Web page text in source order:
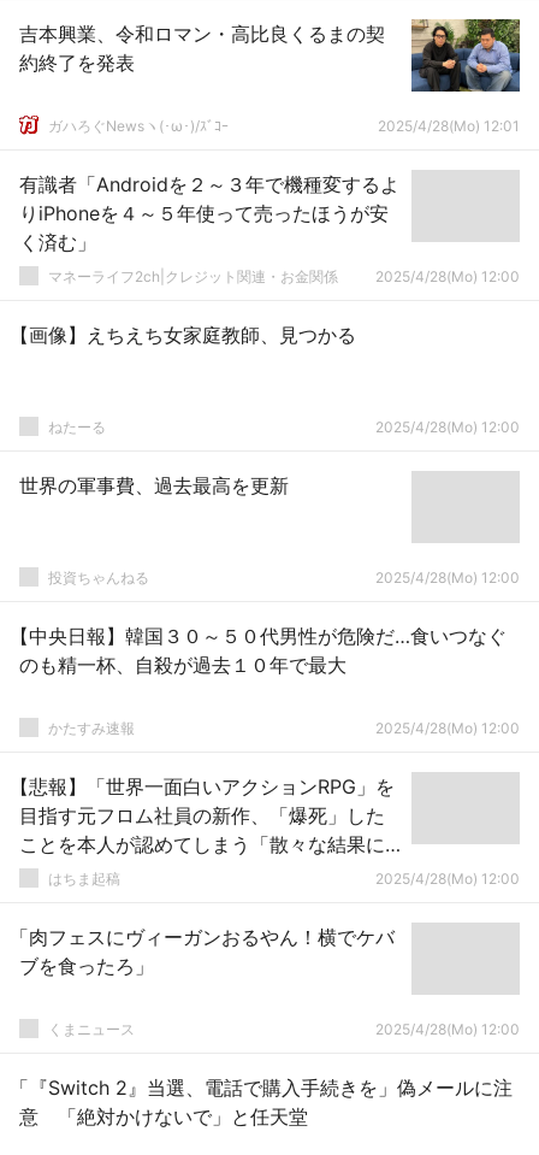
吉本興業、令和ロマン・高比良くるまの契
約終了を発表
ガハろぐNewsヽ(･ω･)/ｽﾞｺｰ 2025/4/28(Mo) 12:01
有識者「Androidを２～３年で機種変するよ
りiPhoneを４～５年使って売ったほうが安
く済む」
マネーライフ2ch|クレジット関連・お金関係 2025/4/28(Mo) 12:00
【画像】えちえち女家庭教師、見つかる
ねたーる 2025/4/28(Mo) 12:00
世界の軍事費、過去最高を更新
投資ちゃんねる 2025/4/28(Mo) 12:00
【中央日報】韓国３０～５０代男性が危険だ…食いつなぐ
のも精一杯、自殺が過去１０年で最大
かたすみ速報 2025/4/28(Mo) 12:00
【悲報】「世界一面白いアクションRPG」を
目指す元フロム社員の新作、「爆死」した
ことを本人が認めてしまう「散々な結果に
なってしまった」
はちま起稿 2025/4/28(Mo) 12:00
「肉フェスにヴィーガンおるやん！横でケバ
ブを食ったろ」
くまニュース 2025/4/28(Mo) 12:00
「『Switch 2』当選、電話で購入手続きを」偽メールに注
意 「絶対かけないで」と任天堂